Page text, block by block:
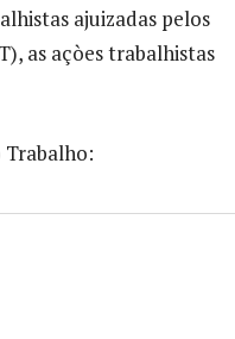
ajuizadas pelos
as açòes trabalhistas
Trabalho: